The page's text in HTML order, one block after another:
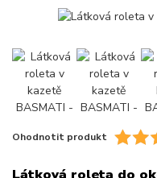
Ohodnotit produkt